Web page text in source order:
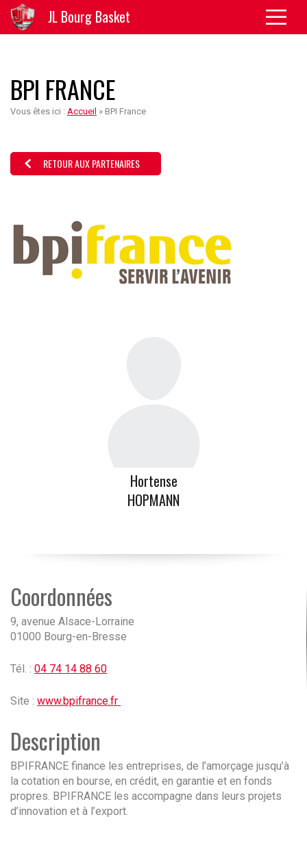
JL Bourg Basket
BPI FRANCE
Vous êtes ici : Accueil » BPI France
RETOUR AUX PARTENAIRES
Hortense
HOPMANN
Coordonnées
9, avenue Alsace-Lorraine
01000 Bourg-en-Bresse
Tél. : 04 74 14 88 60
Site : www.bpifrance.fr
Description
BPIFRANCE finance les entreprises, de l’amorçage jusqu’à
la cotation en bourse, en crédit, en garantie et en fonds
propres. BPIFRANCE les accompagne dans leurs projets
d’innovation et à l’export.